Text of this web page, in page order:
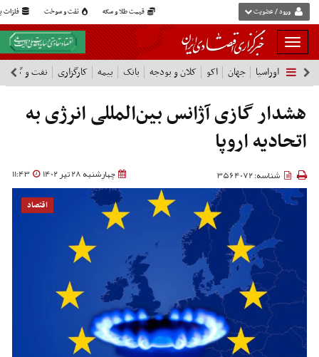
قیمت طلا و سکه نفت و سوخت فلزات ورود / عضویت
بار
و
بسته
نمودن
فهرست
اوراسیا جهان اکو کلان و بودجه بانک بیمه کارگزاری نفت و گاز
هشدار گازی آژانس بین‌المللی انرژی به
اتحادیه اروپا
چهارشنبه 28 تیر 1402 11:43 شناسه: 3564072
اقتصاد